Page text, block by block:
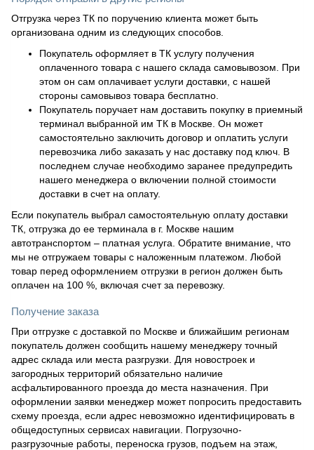
Отгрузка через ТК по поручению клиента может быть
организована одним из следующих способов.
Покупатель оформляет в ТК услугу получения
оплаченного товара с нашего склада самовывозом. При
этом он сам оплачивает услуги доставки, с нашей
стороны самовывоз товара бесплатно.
Покупатель поручает нам доставить покупку в приемный
терминал выбранной им ТК в Москве. Он может
самостоятельно заключить договор и оплатить услуги
перевозчика либо заказать у нас доставку под ключ. В
последнем случае необходимо заранее предупредить
нашего менеджера о включении полной стоимости
доставки в счет на оплату.
Если покупатель выбрал самостоятельную оплату доставки
ТК, отгрузка до ее терминала в г. Москве нашим
автотранспортом – платная услуга. Обратите внимание, что
мы не отгружаем товары с наложенным платежом. Любой
товар перед оформлением отгрузки в регион должен быть
оплачен на 100 %, включая счет за перевозку.
Получение заказа
При отгрузке с доставкой по Москве и ближайшим регионам
покупатель должен сообщить нашему менеджеру точный
адрес склада или места разгрузки. Для новостроек и
загородных территорий обязательно наличие
асфальтированного проезда до места назначения. При
оформлении заявки менеджер может попросить предоставить
схему проезда, если адрес невозможно идентифицировать в
общедоступных сервисах навигации. Погрузочно-
разгрузочные работы, переноска грузов, подъем на этаж,